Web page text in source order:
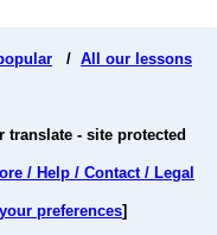
/ All our lessons
translate - site protected
/ Help / Contact / Legal
preferences]